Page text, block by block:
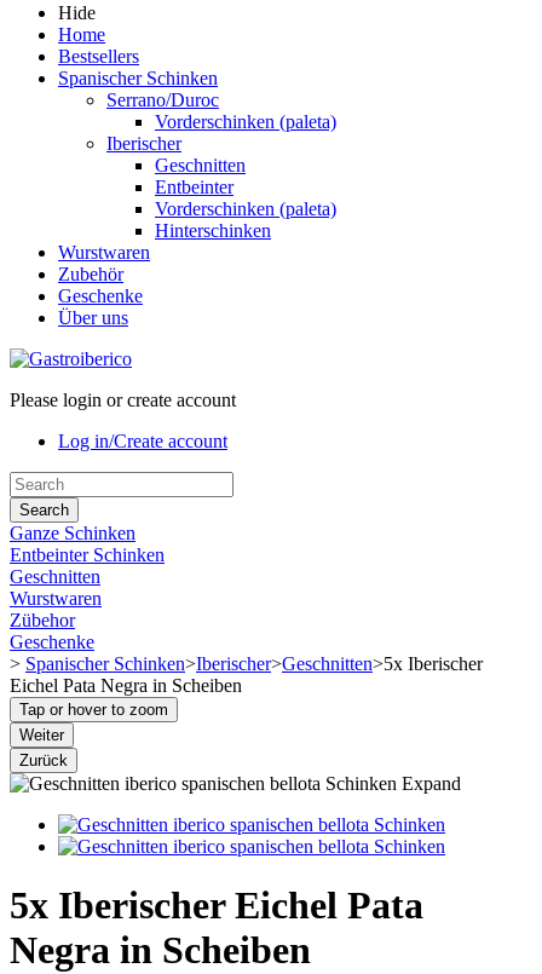
Hide
Home
Bestsellers
Spanischer Schinken
Serrano/Duroc
Vorderschinken (paleta)
Iberischer
Geschnitten
Entbeinter
Vorderschinken (paleta)
Hinterschinken
Wurstwaren
Zubehör
Geschenke
Über uns
Please login or create account
Log in/Create account
Search
Ganze Schinken
Entbeinter Schinken
Geschnitten
Wurstwaren
Zübehor
Geschenke
> Spanischer Schinken>Iberischer>Geschnitten>5x Iberischer
Eichel Pata Negra in Scheiben
Tap or hover to zoom
Weiter
Zurück
Expand
5x Iberischer Eichel Pata
Negra in Scheiben